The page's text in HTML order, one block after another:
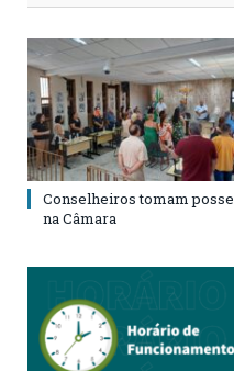
Conselheiros tomam posse
na Câmara